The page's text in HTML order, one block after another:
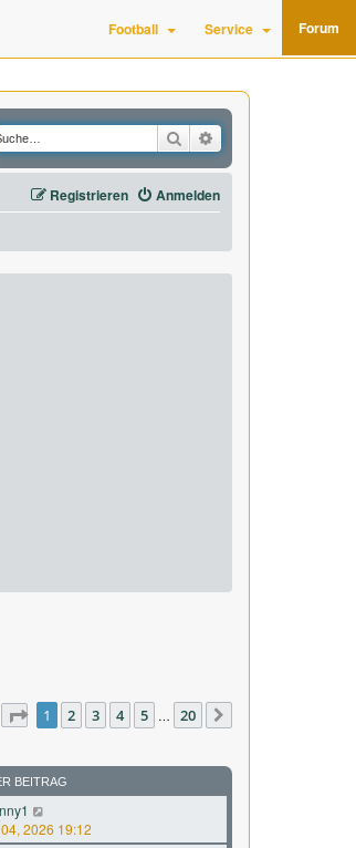
Football Service Forum
Suche
Anmelden
Registrieren
Seite 1von 20
1 2 3 4 5 … 20
BEITRAG
2026 19:12